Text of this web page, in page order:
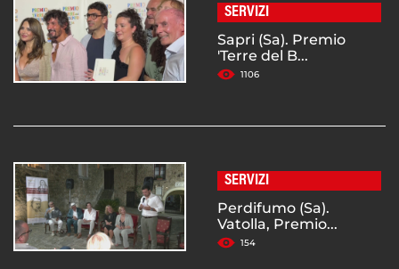
SERVIZI
Sapri (Sa). Premio
'Terre del B...
1106
SERVIZI
Perdifumo (Sa).
Vatolla, Premio...
154